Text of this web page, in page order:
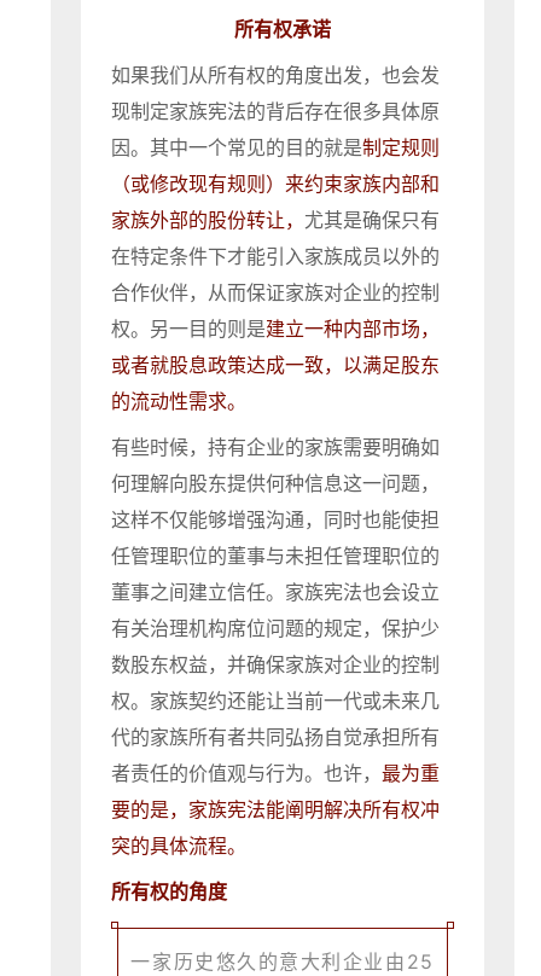
所有权承诺
如果我们从所有权的角度出发，也会发
现制定家族宪法的背后存在很多具体原
因。其中一个常见的目的就是制定规则
（或修改现有规则）来约束家族内部和
家族外部的股份转让， 尤其是确保只有
在特定条件下才能引入家族成员以外的
合作伙伴，从而保证家族对企业的控制
权。另一目的则是建立一种内部市场，
或者就股息政策达成一致，以满足股东
的流动性需求。
有些时候，持有企业的家族需要明确如
何理解向股东提供何种信息这一问题，
这样不仅能够增强沟通，同时也能使担
任管理职位的董事与未担任管理职位的
董事之间建立信任。家族宪法也会设立
有关治理机构席位问题的规定，保护少
数股东权益，并确保家族对企业的控制
权。家族契约还能让当前一代或未来几
代的家族所有者共同弘扬自觉承担所有
者责任的价值观与行为。也许，最为重
要的是，家族宪法能阐明解决所有权冲
突的具体流程。
所有权的角度
一家历史悠久的意大利企业由25